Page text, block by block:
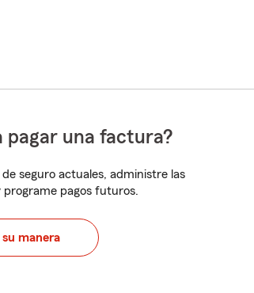
pagar una factura?
seguro actuales, administre las
programe pagos futuros.
su manera